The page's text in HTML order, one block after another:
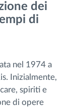
flotta
dei
di
nel 1974 a
Inizialmente,
spiriti e
di opere